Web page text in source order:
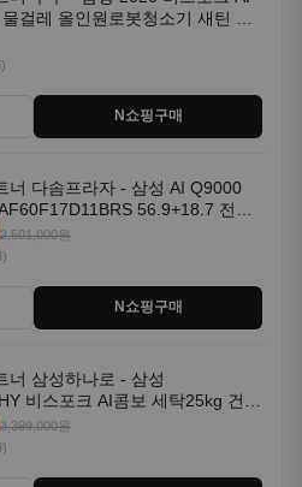
56.9+18.7 전국
N쇼핑구매
너 삼성하나로 - 삼성
비스포크 AI콤보 세탁25kg 건조
체형 1등급
3,399,000원
N쇼핑구매
점 회산디지털 - 삼성
비스포크 AI콤보 세탁25kg 건조
체형 1등급
3,399,000원